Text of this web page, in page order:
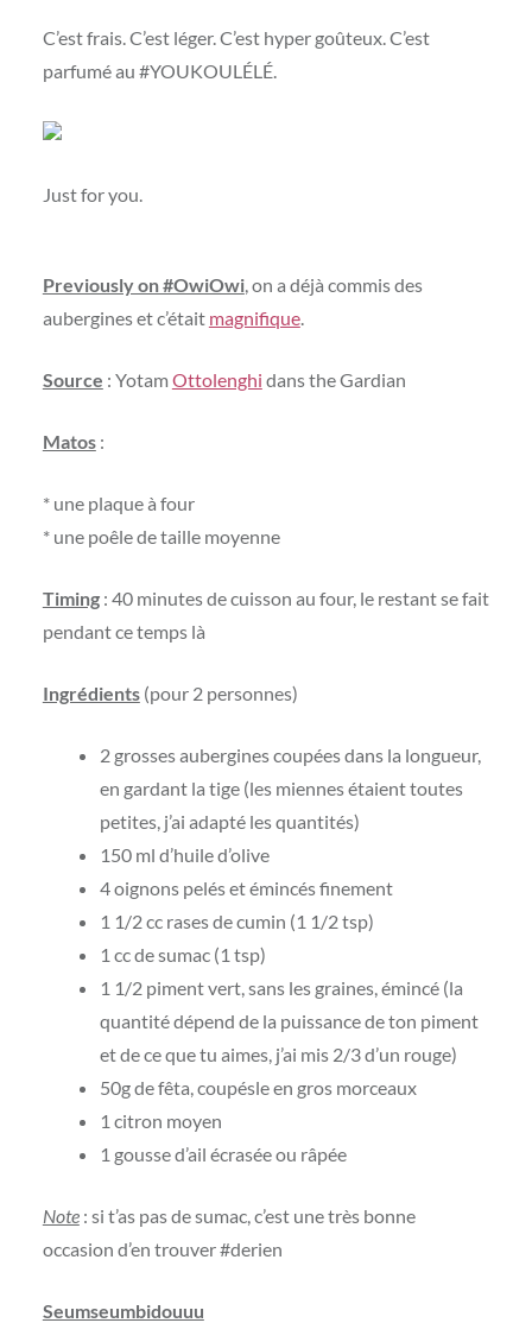
C’est frais. C’est léger. C’est hyper goûteux. C’est
parfumé au #YOUKOULÉLÉ.
Just for you.
Previously on #OwiOwi, on a déjà commis des
aubergines et c’était magnifique.
Source : YotamOttolenghi dans the Gardian
Matos:
* une plaque à four
* une poêle de taille moyenne
Timing: 40 minutes de cuisson au four, le restant se fait
pendant ce temps là
Ingrédients(pour 2 personnes)
2 grosses aubergines coupées dans la longueur,
en gardant la tige (les miennes étaient toutes
petites, j’ai adapté les quantités)
150 ml d’huile d’olive
4 oignons pelés et émincés finement
1 1/2 cc rases de cumin (1 1/2 tsp)
1 cc de sumac (1 tsp)
1 1/2 piment vert, sans les graines, émincé (la
quantité dépend de la puissance de ton piment
et de ce que tu aimes, j’ai mis 2/3 d’un rouge)
50g de fêta, coupésle en gros morceaux
1 citron moyen
1 gousse d’ail écrasée ou râpée
Note: si t’as pas de sumac, c’est une très bonne
occasion d’en trouver #derien
Seumseumbidouuu